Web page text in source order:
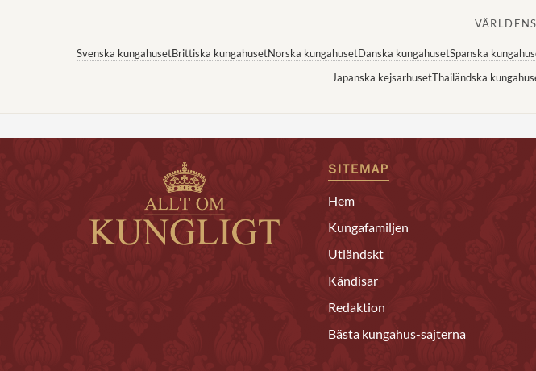
Svenska kungahusetBrittiska kungahusetNorska kungahusetDanska kungahusetSpanska
Japanska kejsarhusetThailändska
SITEMAP
Hem
Kungafamiljen
Utländskt
Kändisar
Redaktion
Bästa kungahus-sajterna